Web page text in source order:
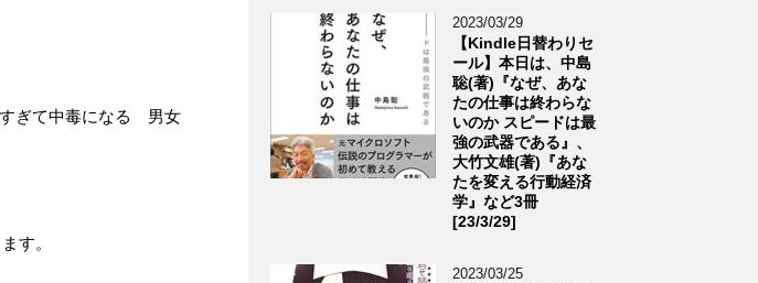
すぎて中毒になる 男女
す。
2023/03/29
【Kindle日替わりセ
ール】本日は、中島
聡(著)『なぜ、あな
たの仕事は終わらな
いのか スピードは最
強の武器である』、
大竹文雄(著)『あな
たを変える行動経済
学』など3冊
[23/3/29]
2023/03/25